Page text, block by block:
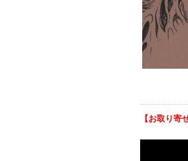
【お取り寄